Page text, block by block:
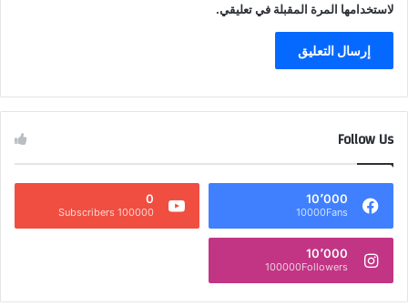
لاستخدامها المرة المقبلة في تعليقي.
Follow Us
10٬000
10000Fans
0
100000 Subscribers
10٬000
100000Followers